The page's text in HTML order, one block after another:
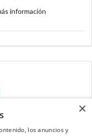
información
×
los anuncios y